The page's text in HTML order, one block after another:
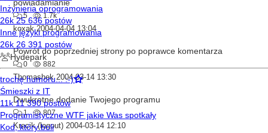
powiadamianie
5 1.7k
koxak 2004-04-04 13:04
Powrót do poprzedniej strony po poprawce komentarza
0 882
Thomashek 2004-03-14 13:30
Dwukrotne dodanie Twojego programu
1 807
Krecik (logout) 2004-03-14 12:10